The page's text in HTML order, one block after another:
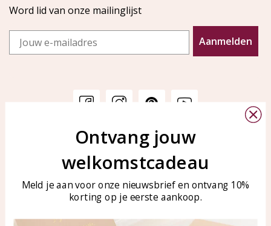
Word lid van onze mailinglijst
Email
Aanmelden
Veelgestelde vragen
Sieraden onderhouden
KAYA Sieraden
Bellen of WhatsApp Ma-Vr
tussen 09:00-17:00
Tel: 0850003187
WhatsApp: 0850003187
Ontvang jouw
welkomstcadeau
Meld je aan voor onze nieuwsbrief en ontvang 10%
korting op je eerste aankoop.